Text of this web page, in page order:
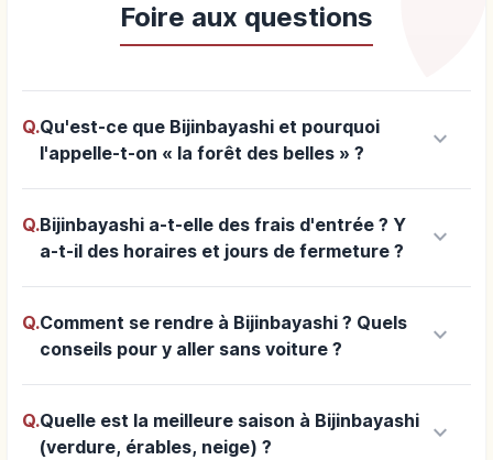
Foire aux questions
Q.Qu'est-ce que Bijinbayashi et pourquoi
l'appelle-t-on « la forêt des belles » ?
keyboard_arrow_down
Q.Bijinbayashi a-t-elle des frais d'entrée ? Y
a-t-il des horaires et jours de fermeture ?
keyboard_arrow_down
Q.Comment se rendre à Bijinbayashi ? Quels
conseils pour y aller sans voiture ?
keyboard_arrow_down
Q.Quelle est la meilleure saison à Bijinbayashi
(verdure, érables, neige) ?
keyboard_arrow_down